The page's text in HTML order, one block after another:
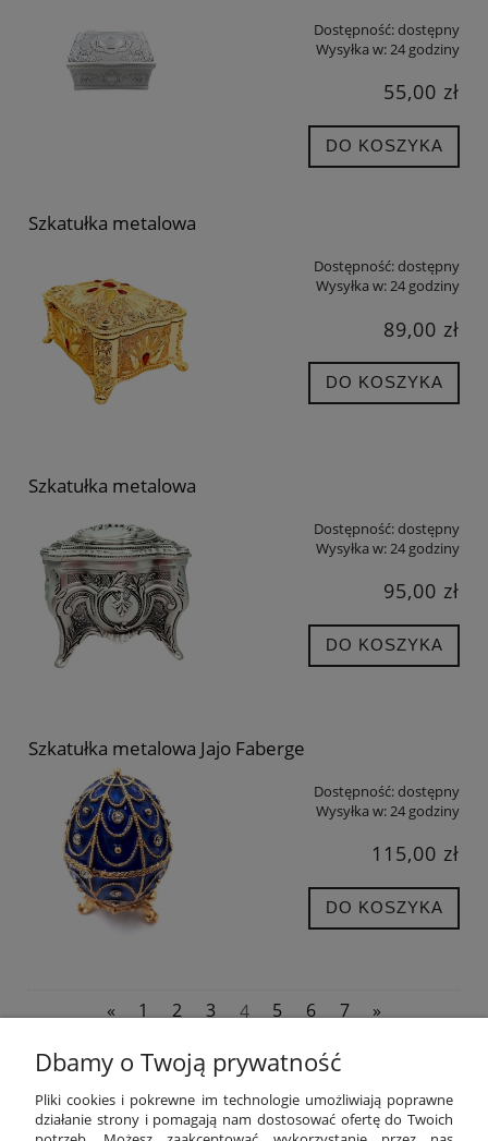
Dostępność:dostępny
Wysyłka w:24 godziny
55,00 zł
DO KOSZYKA
Szkatułka metalowa
Dostępność:dostępny
Wysyłka w:24 godziny
89,00 zł
DO KOSZYKA
Szkatułka metalowa
Dostępność:dostępny
Wysyłka w:24 godziny
95,00 zł
DO KOSZYKA
Szkatułka metalowa Jajo Faberge
Dostępność:dostępny
Wysyłka w:24 godziny
115,00 zł
DO KOSZYKA
« 1 2 3 4 5 6 7 »
POMOC
Dbamy o Twoją prywatność
Pliki cookies i pokrewne im technologie umożliwiają poprawne
działanie strony i pomagają nam dostosować ofertę do Twoich